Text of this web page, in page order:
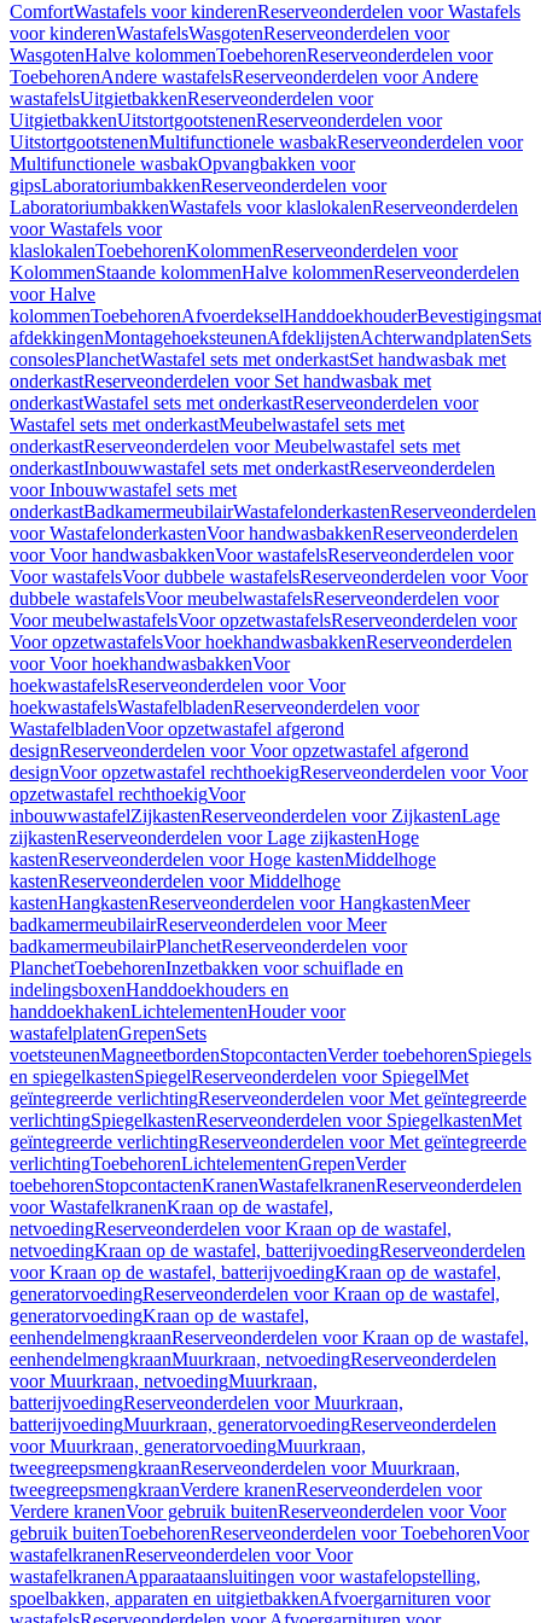
ComfortWastafels voor kinderenReserveonderdelen voor Wastafels
voor kinderenWastafelsWasgotenReserveonderdelen voor
WasgotenHalve kolommenToebehorenReserveonderdelen voor
ToebehorenAndere wastafelsReserveonderdelen voor Andere
wastafelsUitgietbakkenReserveonderdelen voor
UitgietbakkenUitstortgootstenenReserveonderdelen voor
UitstortgootstenenMultifunctionele wasbakReserveonderdelen voor
Multifunctionele wasbakOpvangbakken voor
gipsLaboratoriumbakkenReserveonderdelen voor
LaboratoriumbakkenWastafels voor klaslokalenReserveonderdelen
voor Wastafels voor
klaslokalenToebehorenKolommenReserveonderdelen voor
KolommenStaande kolommenHalve kolommenReserveonderdelen
voor Halve
kolommenToebehorenAfvoerdekselHanddoekhouder
afdekkingenMontagehoeksteunenAfdeklijstenAchterwandplatenSets
consolesPlanchetWastafel sets met onderkastSet handwasbak met
onderkastReserveonderdelen voor Set handwasbak met
onderkastWastafel sets met onderkastReserveonderdelen voor
Wastafel sets met onderkastMeubelwastafel sets met
onderkastReserveonderdelen voor Meubelwastafel sets met
onderkastInbouwwastafel sets met onderkastReserveonderdelen
voor Inbouwwastafel sets met
onderkastBadkamermeubilairWastafelonderkastenReserveonderdelen
voor WastafelonderkastenVoor handwasbakkenReserveonderdelen
voor Voor handwasbakkenVoor wastafelsReserveonderdelen voor
Voor wastafelsVoor dubbele wastafelsReserveonderdelen voor Voor
dubbele wastafelsVoor meubelwastafelsReserveonderdelen voor
Voor meubelwastafelsVoor opzetwastafelsReserveonderdelen voor
Voor opzetwastafelsVoor hoekhandwasbakkenReserveonderdelen
voor Voor hoekhandwasbakkenVoor
hoekwastafelsReserveonderdelen voor Voor
hoekwastafelsWastafelbladenReserveonderdelen voor
WastafelbladenVoor opzetwastafel afgerond
designReserveonderdelen voor Voor opzetwastafel afgerond
designVoor opzetwastafel rechthoekigReserveonderdelen voor Voor
opzetwastafel rechthoekigVoor
inbouwwastafelZijkastenReserveonderdelen voor ZijkastenLage
zijkastenReserveonderdelen voor Lage zijkastenHoge
kastenReserveonderdelen voor Hoge kastenMiddelhoge
kastenReserveonderdelen voor Middelhoge
kastenHangkastenReserveonderdelen voor HangkastenMeer
badkamermeubilairReserveonderdelen voor Meer
badkamermeubilairPlanchetReserveonderdelen voor
PlanchetToebehorenInzetbakken voor schuiflade en
indelingsboxenHanddoekhouders en
handdoekhakenLichtelementenHouder voor
wastafelplatenGrepenSets
voetsteunenMagneetbordenStopcontactenVerder toebehorenSpiegels
en spiegelkastenSpiegelReserveonderdelen voor SpiegelMet
geïntegreerde verlichtingReserveonderdelen voor Met geïntegreerde
verlichtingSpiegelkastenReserveonderdelen voor SpiegelkastenMet
geïntegreerde verlichtingReserveonderdelen voor Met geïntegreerde
verlichtingToebehorenLichtelementenGrepenVerder
toebehorenStopcontactenKranenWastafelkranenReserveonderdelen
voor WastafelkranenKraan op de wastafel,
netvoedingReserveonderdelen voor Kraan op de wastafel,
netvoedingKraan op de wastafel, batterijvoedingReserveonderdelen
voor Kraan op de wastafel, batterijvoedingKraan op de wastafel,
generatorvoedingReserveonderdelen voor Kraan op de wastafel,
generatorvoedingKraan op de wastafel,
eenhendelmengkraanReserveonderdelen voor Kraan op de wastafel,
eenhendelmengkraanMuurkraan, netvoedingReserveonderdelen
voor Muurkraan, netvoedingMuurkraan,
batterijvoedingReserveonderdelen voor Muurkraan,
batterijvoedingMuurkraan, generatorvoedingReserveonderdelen
voor Muurkraan, generatorvoedingMuurkraan,
tweegreepsmengkraanReserveonderdelen voor Muurkraan,
tweegreepsmengkraanVerdere kranenReserveonderdelen voor
Verdere kranenVoor gebruik buitenReserveonderdelen voor Voor
gebruik buitenToebehorenReserveonderdelen voor ToebehorenVoor
wastafelkranenReserveonderdelen voor Voor
wastafelkranenApparaataansluitingen voor wastafelopstelling,
spoelbakken, apparaten en uitgietbakkenAfvoergarnituren voor